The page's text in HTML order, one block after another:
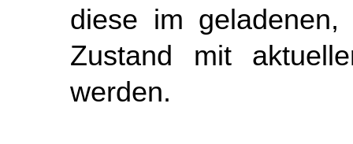
diese im geladenen,
Zustand mit
werden.